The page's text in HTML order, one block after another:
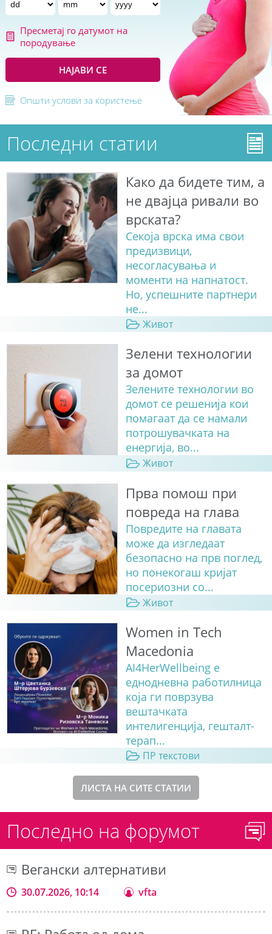
Пресметај го датумот на
породување
НАЈАВИ СЕ
Општи услови за користење
Последни статии
Како да бидете тим, а
не двајца ривали во
врската?
Секоја врска има свои
предизвици,
несогласувања и
моменти на напнатост.
Но, успешните партнери
не...
Живот
Зелени технологии
за домот
Зелените технологии во
домот се решенија кои
помагаат да се намали
потрошувачката на
енергија, во...
Живот
Прва помош при
повреда на глава
Повредите на главата
може да изгледаат
безопасно на прв поглед,
но понекогаш кријат
посериозни со...
Живот
Women in Tech
Macedonia
AI4HerWellbeing е
еднодневна работилница
која ги поврзува
вештачката
интелигенција, гешталт-
терап...
ПР текстови
ЛИСТА НА СИТЕ СТАТИИ
Последно на форумот
Вегански алтернативи
30.07.2026, 10:14 vfta